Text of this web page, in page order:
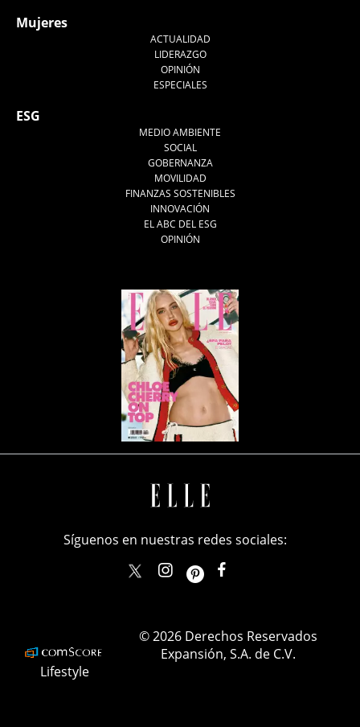
Mujeres
ACTUALIDAD
LIDERAZGO
OPINIÓN
ESPECIALES
ESG
MEDIO AMBIENTE
SOCIAL
GOBERNANZA
MOVILIDAD
FINANZAS SOSTENIBLES
INNOVACIÓN
EL ABC DEL ESG
OPINIÓN
Síguenos en nuestras redes sociales:
elle_mexicoellemexico
Lifestyle
© 2026 Derechos Reservados
Expansión, S.A. de C.V.